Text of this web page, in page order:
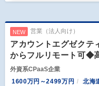
NEW 営業（法人向け）
アカウントエグゼクテ
からフルリモート可◆
外資系CPaaS企業
1600万円～2499万円
北海